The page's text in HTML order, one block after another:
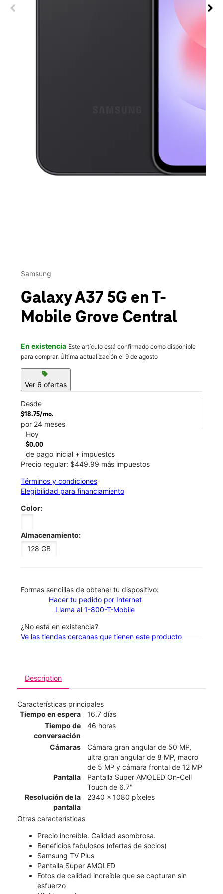
Samsung
Galaxy A37 5G en T-
Mobile Grove Central
En existencia Este artículo está confirmado como disponible
para comprar. Última actualización el 9 de agosto
sell
Ver 6 ofertas
Desde
$18.75/mo.
por 24 meses
Hoy
$0.00
de pago inicial + impuestos
Precio regular: $449.99 más impuestos
Términos y condiciones
Elegibilidad para financiamiento
Color:
Almacenamiento:
128 GB
​​​​​​​Formas sencillas de obtener tu dispositivo:
Hacer tu pedido por Internet
Llama al 1-800-T-Mobile
¿No está en existencia?
Ve las tiendas cercanas que tienen este producto
Description
Características principales
Tiempo en espera
16.7 días
Tiempo de
conversación
46 horas
Cámaras
Cámara gran angular de 50 MP,
ultra gran angular de 8 MP, macro
de 5 MP y cámara frontal de 12 MP
Pantalla
Pantalla Super AMOLED On-Cell
Touch de 6.7"
Resolución de la
pantalla
2340 x 1080 píxeles
Otras características
Precio increíble. Calidad asombrosa.
Beneficios fabulosos (ofertas de socios)
Samsung TV Plus
Pantalla Super AMOLED
Fotos de calidad increíble que se capturan sin
esfuerzo